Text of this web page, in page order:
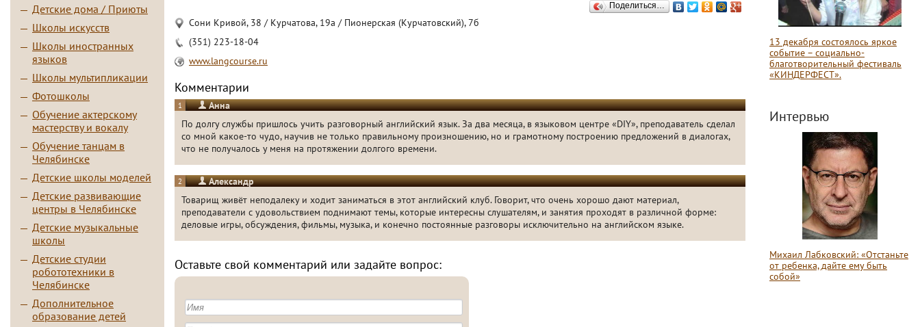
Детские дома / Приюты
Школы искусств
Школы иностранных
языков
Школы мультипликации
Фотошколы
Обучение актерскому
мастерству и вокалу
Обучение танцам в
Челябинске
Детские школы моделей
Детские развивающие
центры в Челябинске
Детские музыкальные
школы
Детские студии
робототехники в
Челябинске
Дополнительное
образование детей
Поделиться…
Сони Кривой, 38 / Курчатова, 19а / Пионерская (Курчатовский), 7б
(351) 223-18-04
www.langcourse.ru
Комментарии
1
Анна
По долгу службы пришлось учить разговорный английский язык. За два месяца, в языковом центре «DIY», преподаватель сделал
со мной какое-то чудо, научив не только правильному произношению, но и грамотному построению предложений в диалогах,
что не получалось у меня на протяжении долгого времени.
2
Александр
Товарищ живёт неподалеку и ходит заниматься в этот английский клуб. Говорит, что очень хорошо дают материал,
преподаватели с удовольствием поднимают темы, которые интересны слушателям, и занятия проходят в различной форме:
деловые игры, обсуждения, фильмы, музыка, и конечно постоянные разговоры исключительно на английском языке.
Оставьте свой комментарий или задайте вопрос:
13 декабря состоялось яркое
событие – социально-
благотворительный фестиваль
«КИНДЕРФЕСТ».
Интервью
Михаил Лабковский: «Отстаньте
от ребенка, дайте ему быть
собой»